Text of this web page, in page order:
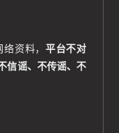
络资料，平台不对
信谣、不传谣、不